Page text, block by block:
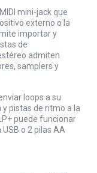
mini-jack que
externo o la
importar y
de
admiten
samplers y
loops a su
pistas de ritmo a la
puede funcionar
o 2 pilas AA